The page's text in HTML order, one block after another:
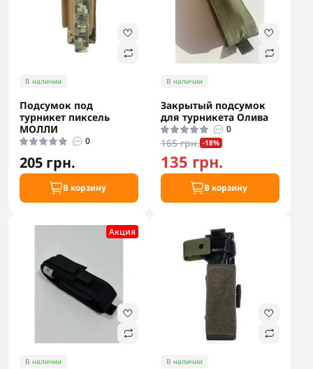
В наличии
Подсумок под
турникет пиксель
МОЛЛИ
0
205 грн.
В корзину
В наличии
Закрытый подсумок
для турникета Олива
0
165 грн. -18%
135 грн.
В корзину
Акция
В наличии В наличии